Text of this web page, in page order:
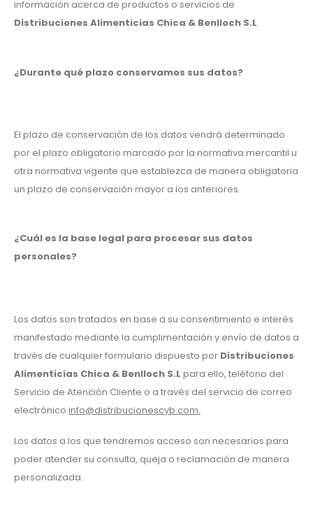
información acerca de productos o servicios de
Distribuciones Alimenticias Chica & Benlloch S.L.
¿Durante qué plazo conservamos sus datos?
El plazo de conservación de los datos vendrá determinado
por el plazo obligatorio marcado por la normativa mercantil u
otra normativa vigente que establezca de manera obligatoria
un plazo de conservación mayor a los anteriores.
¿Cuál es la base legal para procesar sus datos
personales?
Los datos son tratados en base a su consentimiento e interés
manifestado mediante la cumplimentación y envío de datos a
través de cualquier formulario dispuesto por Distribuciones
Alimenticias Chica & Benlloch S.L para ello, teléfono del
Servicio de Atención Cliente o a través del servicio de correo
electrónico info@distribucionescyb.com.
Los datos a los que tendremos acceso son necesarios para
poder atender su consulta, queja o reclamación de manera
personalizada.